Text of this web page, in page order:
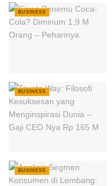
BUSINESS
BUSINESS
BUSINESS